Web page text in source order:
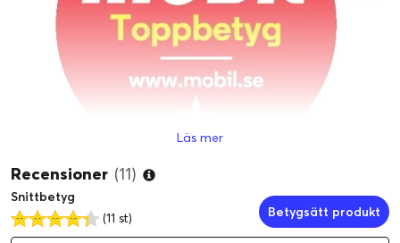
Kvalitetskärm och bra ljud
För mer information läs
Läs mer
Recensioner (11)
Snittbetyg
(11 st)
Betygsätt produkt